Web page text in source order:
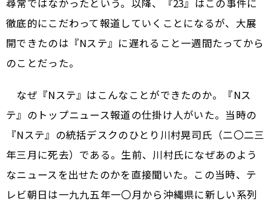
尋常ではなかったという。以降、『23』はこの事件に
徹底的にこだわって報道していくことになるが、大展
開できたのは『Nステ』に遅れること一週間たってから
のことだった。
なぜ『Nステ』はこんなことができたのか。『Nス
テ』のトップニュース報道の仕掛け人がいた。当時の
『Nステ』の統括デスクのひとり川村晃司氏（二〇二三
年三月に死去）である。生前、川村氏になぜあのよう
なニュースを出せたのかを直接聞いた。この当時、テ
レビ朝日は一九九五年一〇月から沖縄県に新しい系列